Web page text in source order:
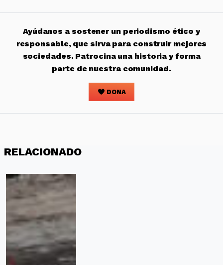
Ayúdanos a sostener un periodismo ético y
responsable, que sirva para construir mejores
sociedades. Patrocina una historia y forma
parte de nuestra comunidad.
DONA
RELACIONADO